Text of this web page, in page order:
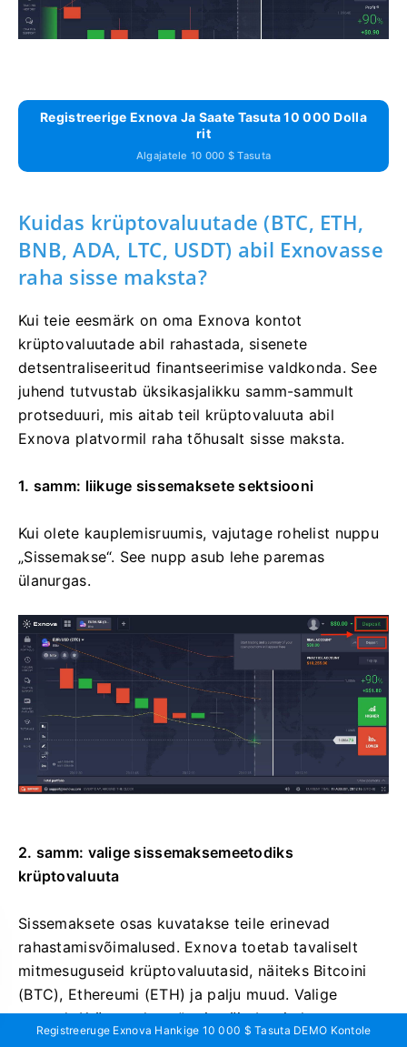
Registreerige Exnova Ja Saate Tasuta 10 000 Dolla
Rit
Algajatele 10 000 $ Tasuta
Kuidas krüptovaluutade (BTC, ETH,
BNB, ADA, LTC, USDT) abil Exnovasse
raha sisse maksta?
Kui teie eesmärk on oma Exnova kontot
krüptovaluutade abil rahastada, sisenete
detsentraliseeritud finantseerimise valdkonda. See
juhend tutvustab üksikasjalikku samm-sammult
protseduuri, mis aitab teil krüptovaluuta abil
Exnova platvormil raha tõhusalt sisse maksta.
1. samm: liikuge sissemaksete sektsiooni
Kui olete kauplemisruumis, vajutage rohelist nuppu
„Sissemakse“. See nupp asub lehe paremas
ülanurgas.
2. samm: valige sissemaksemeetodiks
krüptovaluuta
Sissemaksete osas kuvatakse teile erinevad
rahastamisvõimalused. Exnova toetab tavaliselt
mitmesuguseid krüptovaluutasid, näiteks Bitcoini
(BTC), Ethereumi (ETH) ja palju muud. Valige
suvand „Krüptovaluuta“, mis näitab teie kavatsust
oma kontot digitaalsete varade abil rahastada.
Registreeruge Exnova Hankige 10 000 $ Tasuta DEMO Kontole